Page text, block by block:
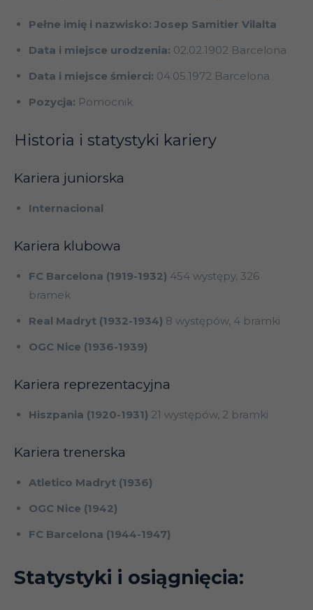
Pełne imię i nazwisko: Josep Samitier Vilalta
Data i miejsce urodzenia: 02.02.1902 Barcelona
Data i miejsce śmierci: 04.05.1972 Barcelona
Pozycja: Pomocnik
Historia i statystyki kariery
Kariera juniorska
Internacional
Kariera klubowa
FC Barcelona (1919-1932) 454 występy, 326
bramek
Real Madryt (1932-1934) 8 występów, 4 bramki
OGC Nice (1936-1939)
Kariera reprezentacyjna
Hiszpania (1920-1931) 21 występów, 2 bramki
Kariera trenerska
Atletico Madryt (1936)
OGC Nice (1942)
FC Barcelona (1944-1947)
Statystyki i osiągnięcia: